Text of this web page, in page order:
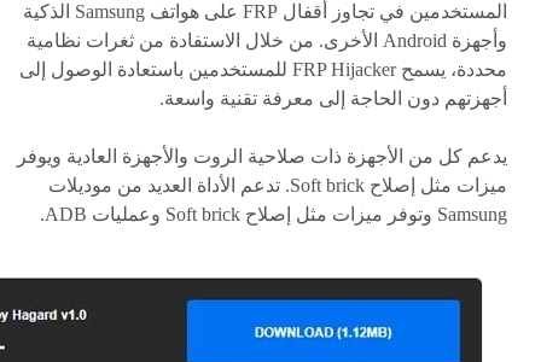
المستخدمين في تجاوز أقفال FRP على هواتف Samsung الذكية
وأجهزة Android الأخرى. من خلال الاستفادة من ثغرات نظامية
محددة، يسمح FRP Hijacker للمستخدمين باستعادة الوصول إلى
أجهزتهم دون الحاجة إلى معرفة تقنية واسعة.
يدعم كل من الأجهزة ذات صلاحية الروت والأجهزة العادية ويوفر
ميزات مثل إصلاح Soft brick. تدعم الأداة العديد من موديلات
Samsung وتوفر ميزات مثل إصلاح Soft brick وعمليات ADB.